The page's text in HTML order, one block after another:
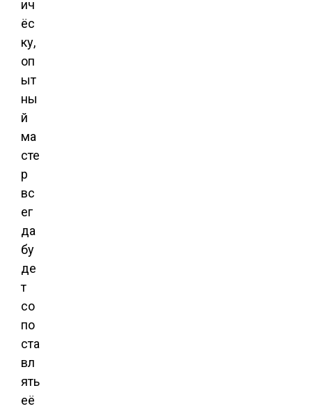
ич
ёс
ку,
оп
ыт
ны
й
ма
сте
р
вс
ег
да
бу
де
т
со
по
ста
вл
ять
её